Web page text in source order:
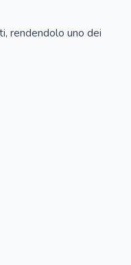
rendendolo uno dei